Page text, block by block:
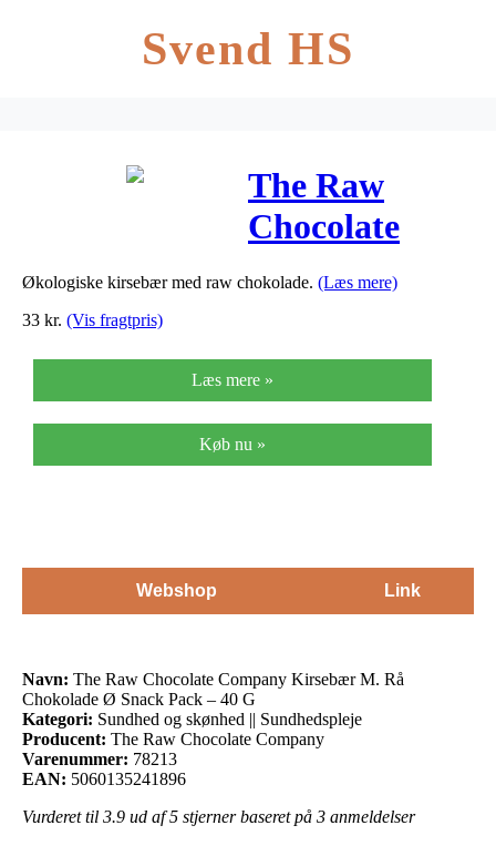
Svend HS
The Raw
Chocolate
Company
Rå Chokolade
Ø Snack Pack
– 40 G
Økologiske kirsebær med raw chokolade. (Læs mere)
33 kr. (Vis fragtpris)
Læs mere »
Køb nu »
Webshop Link
Navn: The Raw Chocolate Company Kirsebær M. Rå
Chokolade Ø Snack Pack – 40 G
Kategori: Sundhed og skønhed || Sundhedspleje
Producent: The Raw Chocolate Company
Varenummer: 78213
EAN: 5060135241896
Vurderet til 3.9 ud af 5 stjerner baseret på 3 anmeldelser